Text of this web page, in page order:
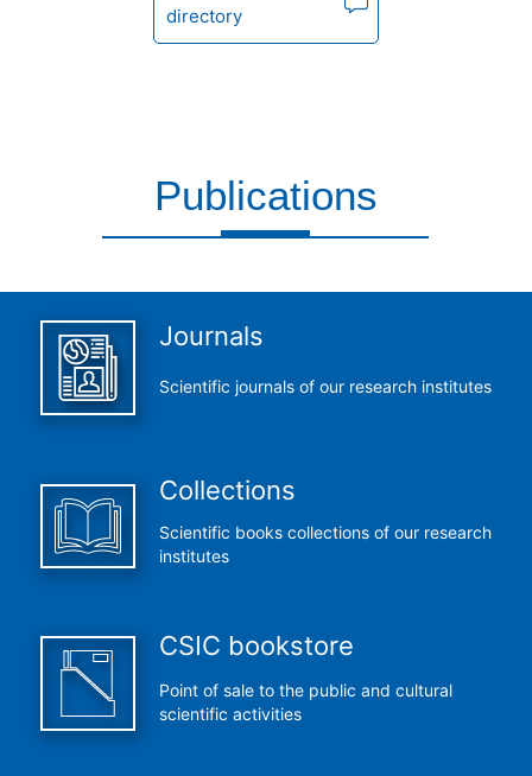
directory
Publications
Journals
Scientific journals of our research institutes
Collections
Scientific books collections of our research
institutes
CSIC bookstore
Point of sale to the public and cultural
scientific activities